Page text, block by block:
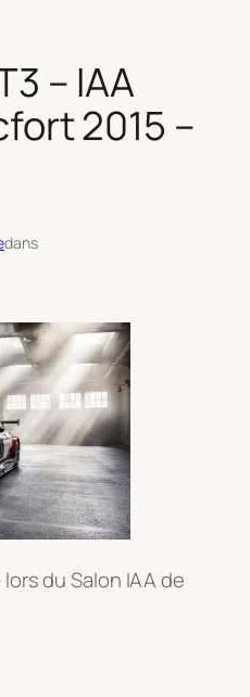
– IAA
2015 –
dans
du Salon IAA de